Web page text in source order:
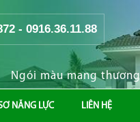
- 0916.36.11.88
màu mang thương
NĂNG LỰC LIÊN HỆ